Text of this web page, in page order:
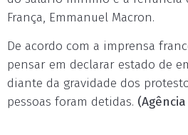
França, Emmanuel Macron.
De acordo com a imprensa
pensar em declarar estado de
diante da gravidade dos
pessoas foram detidas.